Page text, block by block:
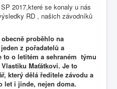
2017,které se konaly u nás
RD , našich závodníků
proběhlo na
z pořadatelů a
to o letitém a sehraném týmu
Maťátkovi. Je to
který dělá ředitele závodu a
let i jinde, nejen doma.